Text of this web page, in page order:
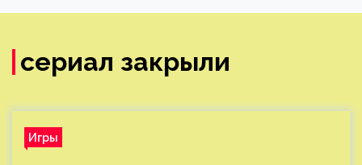
сериал закрыли
Игры